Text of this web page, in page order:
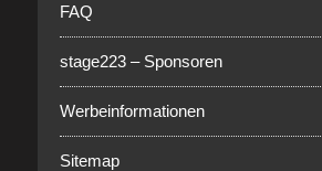
FAQ
stage223 – Sponsoren
Werbeinformationen
Sitemap